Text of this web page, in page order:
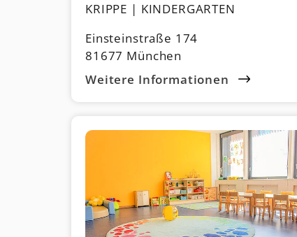
KRIPPE | KINDERGARTEN
Einsteinstraße 174
81677 München
Weitere Informationen